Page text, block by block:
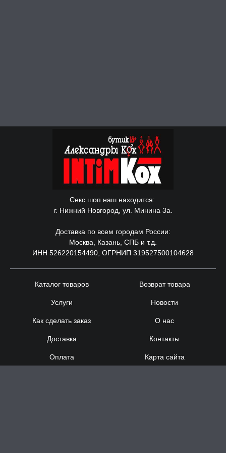
Секс шоп наш находится:
г. Нижний Новгород, ул. Минина 3а.
Доставка по всем городам России:
Москва, Казань, СПБ и т.д.
ИНН 526220154490, ОГРНИП 319527500104628
Каталог товаров
Услуги
Как сделать заказ
Доставка
Оплата
Возврат товара
Новости
О нас
Контакты
Карта сайта